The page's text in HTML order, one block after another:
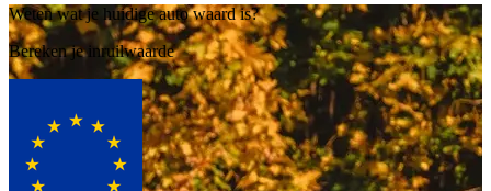
Weten wat je huidige auto waard is?
Bereken je inruilwaarde